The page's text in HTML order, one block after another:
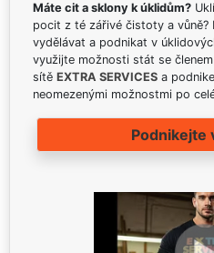
Máte cit a sklony k úklidům?
pocit z té zářivé čistoty a
vydělávat a podnikat v
využijte možnosti stát se
sítě EXTRA SERVICES a
neomezenými možnostmi po
Podnikejte